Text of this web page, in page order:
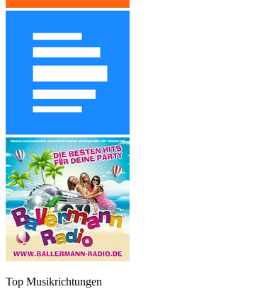
Top Musikrichtungen